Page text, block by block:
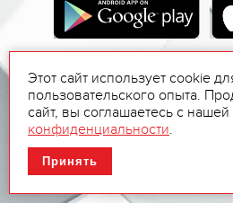
Этот сайт использует cookie
пользовательского опыта.
сайт, вы соглашаетесь с нашей
конфиденциальности.
Принять